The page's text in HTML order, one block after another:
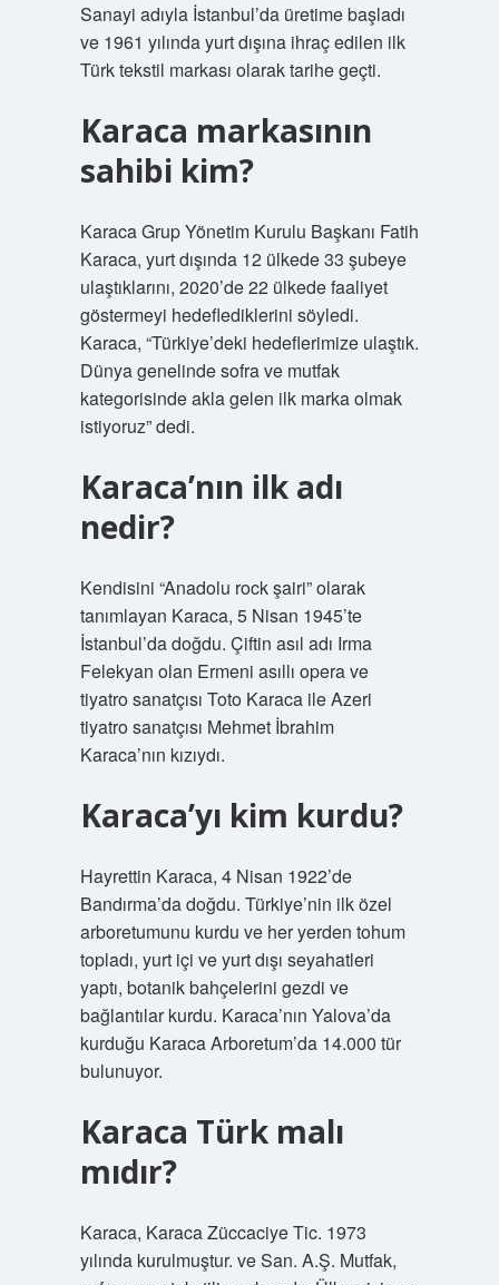
Sanayi adıyla İstanbul’da üretime başladı
ve 1961 yılında yurt dışına ihraç edilen ilk
Türk tekstil markası olarak tarihe geçti.
Karaca markasının
sahibi kim?
Karaca Grup Yönetim Kurulu Başkanı Fatih
Karaca, yurt dışında 12 ülkede 33 şubeye
ulaştıklarını, 2020’de 22 ülkede faaliyet
göstermeyi hedeflediklerini söyledi.
Karaca, “Türkiye’deki hedeflerimize ulaştık.
Dünya genelinde sofra ve mutfak
kategorisinde akla gelen ilk marka olmak
istiyoruz” dedi.
Karaca’nın ilk adı
nedir?
Kendisini “Anadolu rock şairi” olarak
tanımlayan Karaca, 5 Nisan 1945’te
İstanbul’da doğdu. Çiftin asıl adı Irma
Felekyan olan Ermeni asıllı opera ve
tiyatro sanatçısı Toto Karaca ile Azeri
tiyatro sanatçısı Mehmet İbrahim
Karaca’nın kızıydı.
Karaca’yı kim kurdu?
Hayrettin Karaca, 4 Nisan 1922’de
Bandırma’da doğdu. Türkiye’nin ilk özel
arboretumunu kurdu ve her yerden tohum
topladı, yurt içi ve yurt dışı seyahatleri
yaptı, botanik bahçelerini gezdi ve
bağlantılar kurdu. Karaca’nın Yalova’da
kurduğu Karaca Arboretum’da 14.000 tür
bulunuyor.
Karaca Türk malı
mıdır?
Karaca, Karaca Züccaciye Tic. 1973
yılında kurulmuştur. ve San. A.Ş. Mutfak,